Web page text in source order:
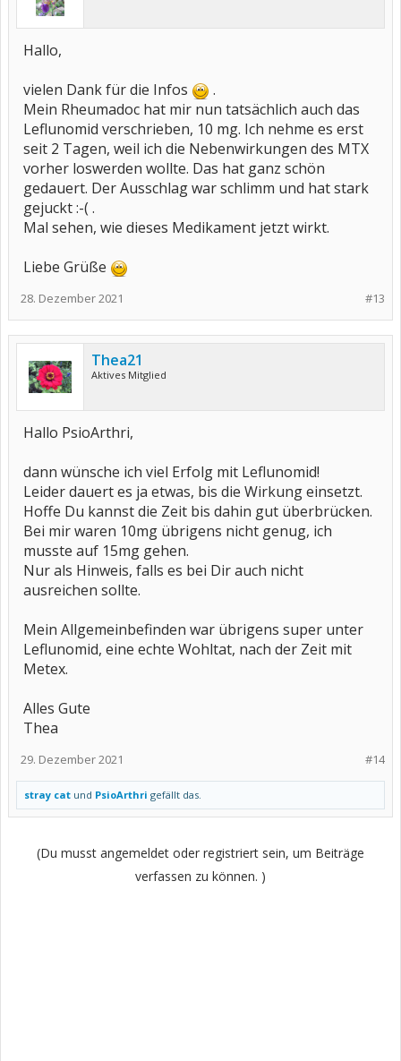
Hallo,
vielen Dank für die Infos
.
Mein Rheumadoc hat mir nun tatsächlich auch das
Leflunomid verschrieben, 10 mg. Ich nehme es erst
seit 2 Tagen, weil ich die Nebenwirkungen des MTX
vorher loswerden wollte. Das hat ganz schön
gedauert. Der Ausschlag war schlimm und hat stark
gejuckt :-( .
Mal sehen, wie dieses Medikament jetzt wirkt.
Liebe Grüße
#13
28. Dezember 2021
Thea21
Aktives Mitglied
Hallo PsioArthri,
dann wünsche ich viel Erfolg mit Leflunomid!
Leider dauert es ja etwas, bis die Wirkung einsetzt.
Hoffe Du kannst die Zeit bis dahin gut überbrücken.
Bei mir waren 10mg übrigens nicht genug, ich
musste auf 15mg gehen.
Nur als Hinweis, falls es bei Dir auch nicht
ausreichen sollte.
Mein Allgemeinbefinden war übrigens super unter
Leflunomid, eine echte Wohltat, nach der Zeit mit
Metex.
Alles Gute
Thea
#14
29. Dezember 2021
stray cat und PsioArthri gefällt das.
(Du musst angemeldet oder registriert sein, um Beiträge
verfassen zu können. )